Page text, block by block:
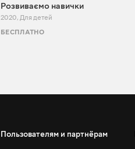
Розвиваємо навички
2020, Для детей
БЕСПЛАТНО
Пользователям и партнёрам